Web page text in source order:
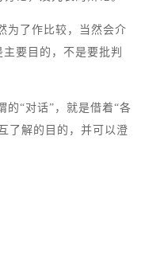
为了作比较，当然会介
要目的，不是要批判
的“对话”，就是借着“各
了解的目的，并可以澄